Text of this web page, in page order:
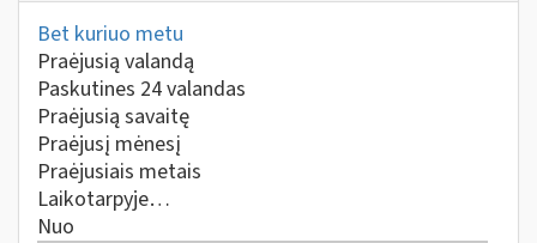
Bet kuriuo metu
Praėjusią valandą
Paskutines 24 valandas
Praėjusią savaitę
Praėjusį mėnesį
Praėjusiais metais
Laikotarpyje…
Nuo